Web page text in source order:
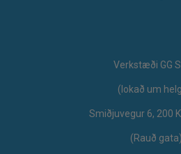
Verkstæði GG
​(lokað um
Smiðjuvegur 6, 200
(Rauð gata)